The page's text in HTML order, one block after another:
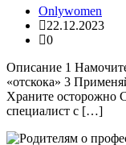
Onlywomen
22.12.2023
0
Описание 1
«отскока» 3
Храните осторожно
специалист с […]